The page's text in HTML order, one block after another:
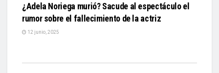
¿Adela Noriega murió? Sacude al espectáculo el
rumor sobre el fallecimiento de la actriz
12 junio, 2025